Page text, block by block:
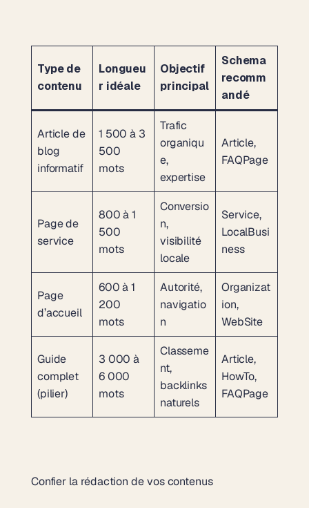
Type de
contenu
Longueu
r idéale
Objectif
principal
Schema
recomm
andé
Article de
blog
informatif
1 500 à 3
500
mots
Trafic
organiqu
e,
expertise
Article,
FAQPage
Page de
service
800 à 1
500
mots
Conversio
n,
visibilité
locale
Service,
LocalBusi
ness
Page
d’accueil
600 à 1
200
mots
Autorité,
navigatio
n
Organizat
ion,
WebSite
Guide
complet
(pilier)
3 000 à
6 000
mots
Classeme
nt,
backlinks
naturels
Article,
HowTo,
FAQPage
Confier la rédaction de vos contenus